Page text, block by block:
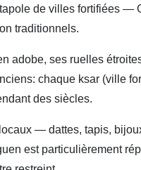
de villes fortifiées —
traditionnels.
adobe, ses ruelles
chaque ksar (ville
des siècles.
— dattes, tapis,
est particulièrement